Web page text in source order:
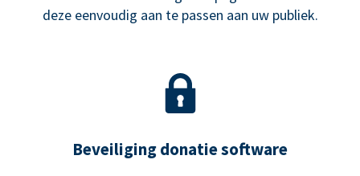
deze eenvoudig aan te passen aan uw publiek.
Beveiliging donatie software